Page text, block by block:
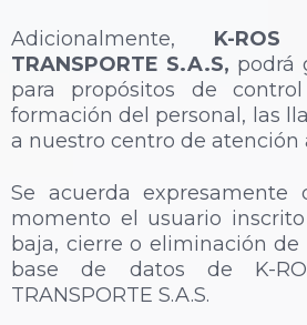
Adicionalmente, K-
TRANSPORTE S.A.S, podrá
para propósitos de
formación del personal, las
a nuestro centro de atención
Se acuerda expresamente
momento el usuario
baja, cierre o eliminación
base de datos de K-
TRANSPORTE S.A.S.